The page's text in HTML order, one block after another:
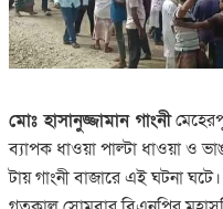
মোঃ হাসানুজ্জামান গাংনী
ব্যাপক ধাওয়া পাল্টা ধাওয়া ও
টায় গাংনী বাজারে এই ঘটনা ঘটে।